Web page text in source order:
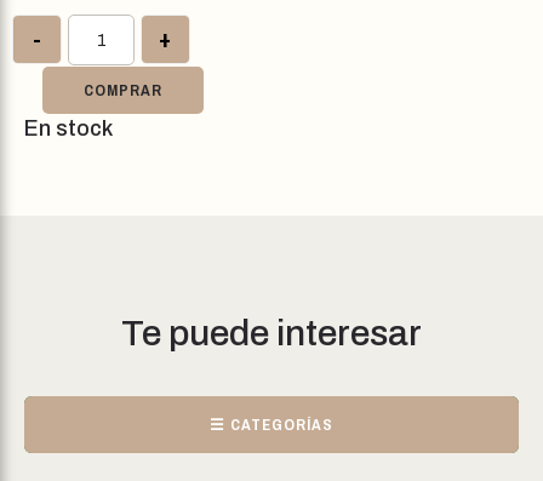
- +
COMPRAR
En stock
Te puede interesar
☰ CATEGORÍAS